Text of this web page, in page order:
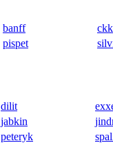
banff
pispet
dilit
jabkin
peteryk